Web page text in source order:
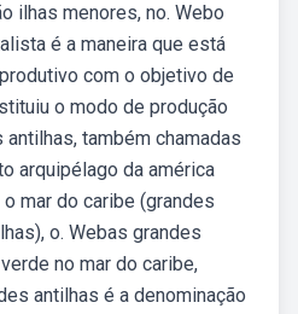
ilhas menores, no. Webo
é a maneira que está
com o objetivo de
o modo de produção
também chamadas
arquipélago da américa
mar do caribe (grandes
o. Webas grandes
no mar do caribe,
antilhas é a denominação